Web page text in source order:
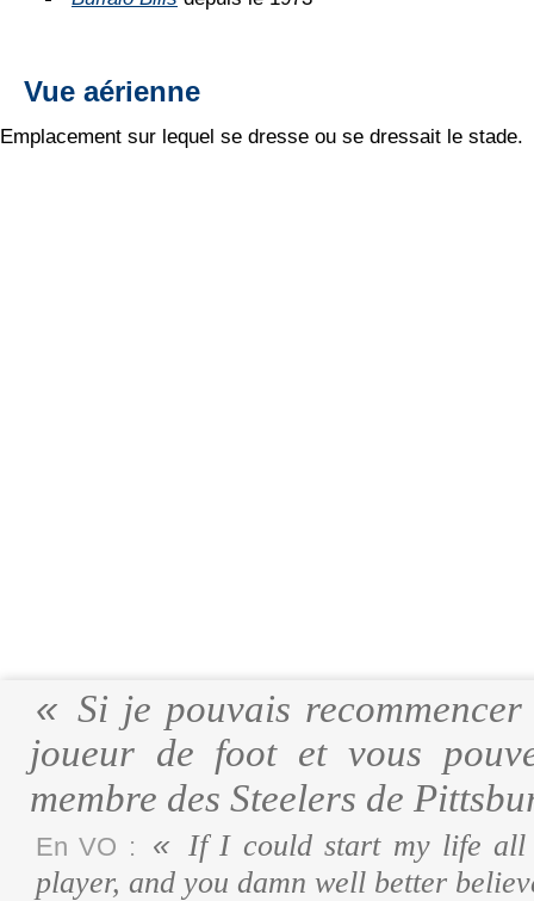
Vue aérienne
Emplacement sur lequel se dresse ou se dressait le stade.
Si je pouvais
joueur de foot et vous
membre des Steelers de
En VO :
If I could start my life all
player, and you damn well better